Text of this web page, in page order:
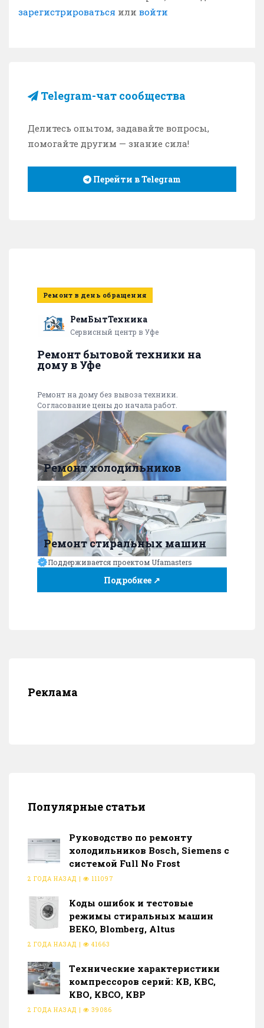
зарегистрироваться или войти
Telegram-чат сообщества
Делитесь опытом, задавайте вопросы,
помогайте другим — знание сила!
Перейти в Telegram
Ремонт в день обращения
РемБытТехника
Сервисный центр в Уфе
Ремонт бытовой техники на
дому в Уфе
Ремонт на дому без вывоза техники.
Согласование цены до начала работ.
Ремонт холодильников
Ремонт стиральных машин
Поддерживается проектом Ufamasters
Подробнее ↗
Реклама
Популярные статьи
Руководство по ремонту
холодильников Bosch, Siemens с
системой Full No Frost
2 ГОДА НАЗАД 111097
Коды ошибок и тестовые
режимы стиральных машин
BEKO, Blomberg, Altus
2 ГОДА НАЗАД 41663
Тeхнические характеристики
компрессоров серий: КВ, КВС,
КВО, КВСО, КВР
2 ГОДА НАЗАД 39086